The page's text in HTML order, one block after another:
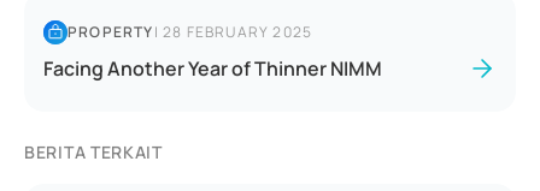
PROPERTY|28 FEBRUARY 2025
Facing Another Year of Thinner NIMM
BERITA TERKAIT